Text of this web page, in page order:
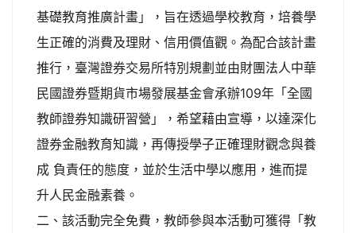
基礎教育推廣計畫」，旨在透過學校教育，培養學
生正確的消費及理財、信用價值觀。為配合該計畫
推行，臺灣證券交易所特別規劃並由財團法人中華
民國證券暨期貨市場發展基金會承辦109年「全國
教師證券知識研習營」，希望藉由宣導，以達深化
證券金融教育知識，再傳授學子正確理財觀念與養
成 負責任的態度，並於生活中學以應用，進而提
升人民金融素養。
二、該活動完全免費，教師參與本活動可獲得「教